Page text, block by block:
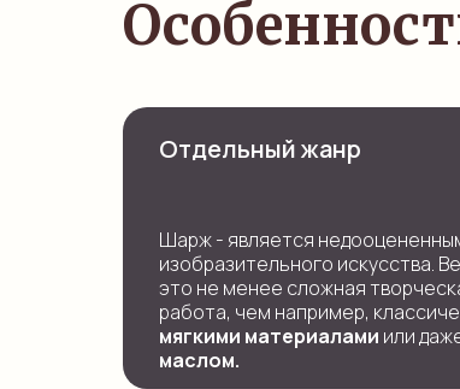
Отдельный жанр
Шарж - является
изобразительного искусства.
это не менее сложная
работа, чем например,
мягкими материалами или
маслом.